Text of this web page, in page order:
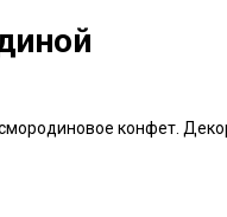
конфет.